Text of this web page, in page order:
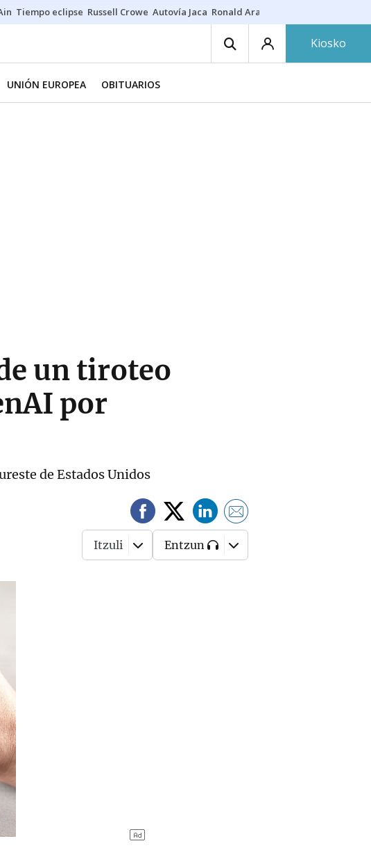
Tiempo eclipse Russell Crowe Autovía Jaca Ronald Araújo
Kiosko
UNIÓN EUROPEA OBITUARIOS
un tiroteo
por
de Estados Unidos
Itzuli Entzun